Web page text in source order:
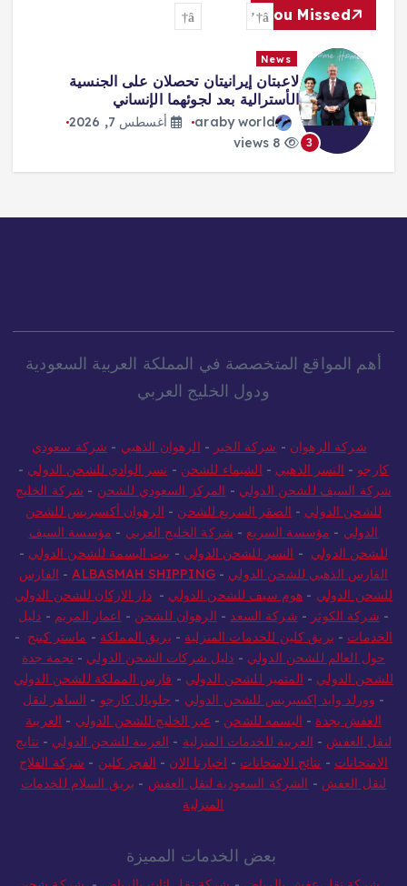
You Missed
3
News
لاعبتان إيرانيتان تحصلان على الجنسية
الأسترالية بعد لجوئهما الإنساني
araby world
أغسطس 7, 2026
أهم المواقع المتخصصة في المملكة العربية السعودية
ودول الخليج العربي
شركة الرهوان - شركة الخير - الرهوان الذهبي - شركة سعودي
كارجو - النسر الذهبي - الشيماء للشحن - نسر الوادي للشحن الدولي -
شركة السيف للشحن الدولي - المركز السعودي للشحن - شركة الخليج
للشحن الدولي - الصقر السريع للشحن - الرهوان أكسبريس للشحن
الدولي - مؤسسة السريع - شركة الخليج العربي - مؤسسة السيف
للشحن الدولي - النسر للشحن الدولي - بيت البسمة للشحن الدولي -
الفارس الذهبي للشحن الدولي -
ALBASMAH SHIPPING
- الفارس
للشحن الدولي - هوم سيف للشحن الدولي -دار الاركان للشحن الدولي
- شركة الكوثر - شركة السعد - الرهوان للشحن - اعمار المريم - دليل
الخدمات - بريق كلين للخدمات المنزلية - بريق المملكة - ماستر كينج -
حول العالم للشحن الدولي - دليل شركات الشحن الدولي - نجمة جدة
للشحن الدولي - المتميز للشحن الدولي - فارس المملكة للشحن الدولي
- وورلد وايد إكسبريس للشحن الدولي - جلوبال كارجو - الساهر لنقل
العفش بجدة - البسمه للشحن - عبر الخليج للشحن الدولي - العربية
لنقل العفش - العربية للخدمات المنزلية - العربية للشحن الدولي - نتايج
الامتحانات - نتائج الامتحانات - اخبارنا الان - الفجر كلين - شركة الفلاح
لنقل العفش - الشركة السعودية لنقل العفش - بريق السلام للخدمات
المنزلية
بعض الخدمات المميزة